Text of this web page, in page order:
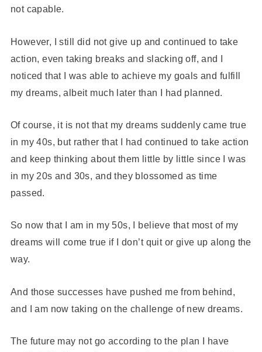
not capable.
However, I still did not give up and continued to take
action, even taking breaks and slacking off, and I
noticed that I was able to achieve my goals and fulfill
my dreams, albeit much later than I had planned.
Of course, it is not that my dreams suddenly came true
in my 40s, but rather that I had continued to take action
and keep thinking about them little by little since I was
in my 20s and 30s, and they blossomed as time
passed.
So now that I am in my 50s, I believe that most of my
dreams will come true if I don’t quit or give up along the
way.
And those successes have pushed me from behind,
and I am now taking on the challenge of new dreams.
The future may not go according to the plan I have